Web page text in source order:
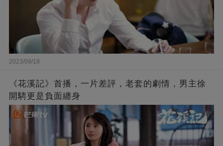
2023/09/18
《花溪記》首播，一片差評，老套的劇情，男主徐
開騁更是負面纏身